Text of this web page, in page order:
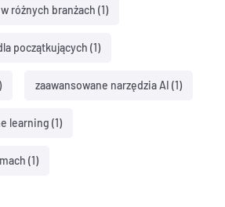
różnych branżach (1)
początkujących (1)
zaawansowane narzędzia AI (1)
learning (1)
(1)